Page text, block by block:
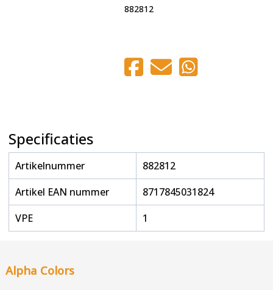
882812
Specificaties
Artikelnummer
882812
Artikel EAN nummer
8717845031824
VPE
1
Alpha Colors